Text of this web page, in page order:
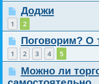
Доджи
1 2
Поговорим? О
1 2 3 4 5
Можно ли